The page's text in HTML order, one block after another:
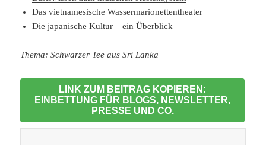
Das vietnamesische Wassermarionettentheater
Die japanische Kultur – ein Überblick
Thema: Schwarzer Tee aus Sri Lanka
LINK ZUM BEITRAG KOPIEREN:
EINBETTUNG FÜR BLOGS, NEWSLETTER,
PRESSE UND CO.